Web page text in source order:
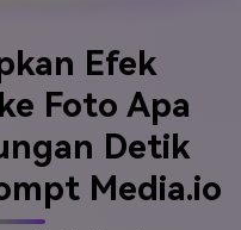
Efek
Foto Apa
Detik
Media.io